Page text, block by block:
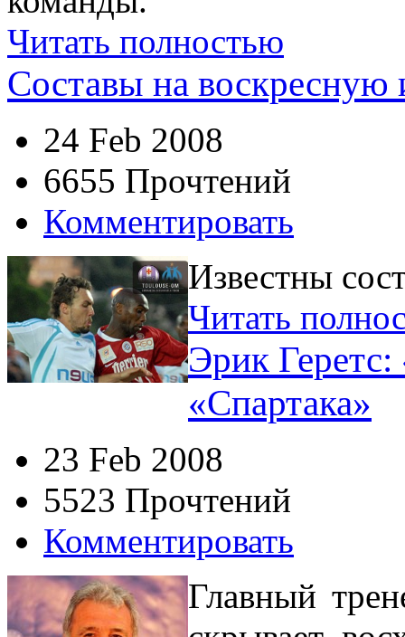
Читать полностью
Составы на воскресную
24 Feb 2008
6655 Прочтений
Комментировать
Известны
Читать
Эрик Геретс:
«Спартака»
23 Feb 2008
5523 Прочтений
Комментировать
Главный